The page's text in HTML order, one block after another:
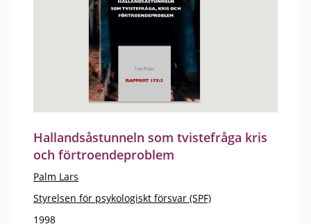
Hallandsåstunneln som tvistefråga kris
och förtroendeproblem
Palm Lars
Styrelsen för psykologiskt försvar (SPF)
1998